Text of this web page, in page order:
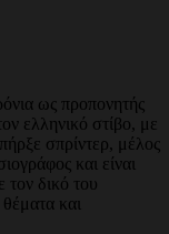
ως προπονητής
ελληνικό στίβο, με
σπρίντερ, μέλος
και είναι
τον δικό του
και